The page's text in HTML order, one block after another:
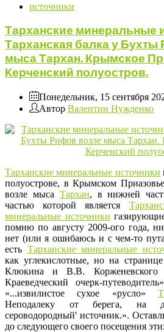
источники
Тарханские минеральные
Тарханская балка у
мыса Тархан. Крымское
Керченский полуостров.
Понедельник, 15 сентября
Автор Валентин Нужденко
Тарханские минеральные источники
полуострове, в Крымском
возле мыса Тархан, в нижней
частью которой является
минеральные источники
помню по августу 2009-ого года,
нет (или я ошибаюсь и с чем-то
есть Тарханские минеральные
как углекислотные, но на
Клюкина и В.В. Корженевского
Краеведческий очерк-
«...извилистое сухое «русло»
Неподалеку от берега, на
сероводородный' источник.».
до следующего своего посещения